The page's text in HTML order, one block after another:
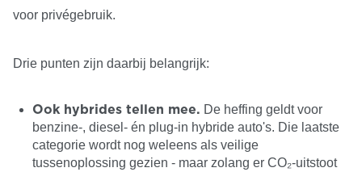
voor privégebruik.
Drie punten zijn daarbij belangrijk:
Ook hybrides tellen mee. De heffing geldt voor
benzine-, diesel- én plug-in hybride auto's. Die laatste
categorie wordt nog weleens als veilige
tussenoplossing gezien - maar zolang er CO₂-uitstoot